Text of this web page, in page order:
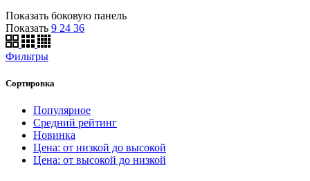
Показать боковую панель
Показать 9 24 36
Фильтры
Сортировка
Популярное
Средний рейтинг
Новинка
Цена: от низкой до высокой
Цена: от высокой до низкой